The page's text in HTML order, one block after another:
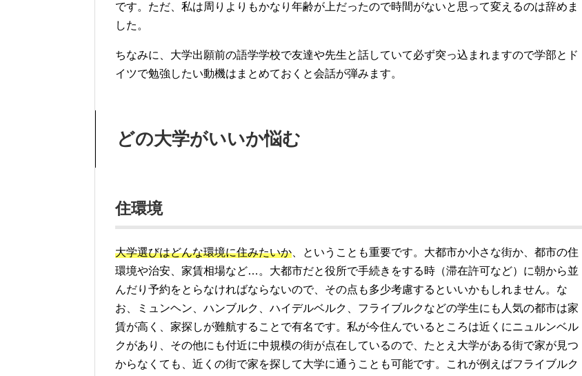
です。ただ、私は周りよりもかなり年齢が上だったので時間がないと思って変えるのは辞めま
した。
ちなみに、大学出願前の語学学校で友達や先生と話していて必ず突っ込まれますので学部とド
イツで勉強したい動機はまとめておくと会話が弾みます。
どの大学がいいか悩む
住環境
大学選びはどんな環境に住みたいか 、ということも重要です。大都市か小さな街か、都市の住
環境や治安、家賃相場など…。大都市だと役所で手続きをする時（滞在許可など）に朝から並
んだり予約をとらなければならないので、その点も多少考慮するといいかもしれません。な
お、ミュンヘン、ハンブルク、ハイデルベルク、フライブルクなどの学生にも人気の都市は家
賃が高く、家探しが難航することで有名です。私が今住んでいるところは近くにニュルンベル
クがあり、その他にも付近に中規模の街が点在しているので、たとえ大学がある街で家が見つ
からなくても、近くの街で家を探して大学に通うことも可能です。これが例えばフライブルク